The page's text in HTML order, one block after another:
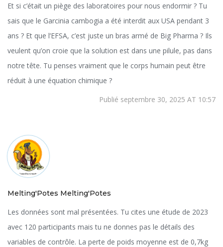
Et si c’était un piège des laboratoires pour nous endormir ? Tu
sais que le Garcinia cambogia a été interdit aux USA pendant 3
ans ? Et que l’EFSA, c’est juste un bras armé de Big Pharma ? Ils
veulent qu’on croie que la solution est dans une pilule, pas dans
notre tête. Tu penses vraiment que le corps humain peut être
réduit à une équation chimique ?
Publié septembre 30, 2025 AT 10:57
Melting'Potes Melting'Potes
Les données sont mal présentées. Tu cites une étude de 2023
avec 120 participants mais tu ne donnes pas le détails des
variables de contrôle. La perte de poids moyenne est de 0,7kg